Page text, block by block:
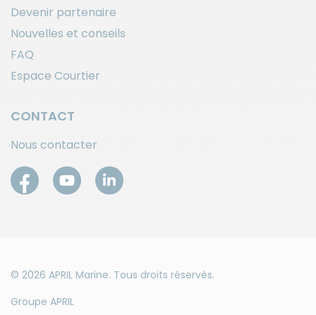
Devenir partenaire
Nouvelles et conseils
FAQ
Espace Courtier
CONTACT
Nous contacter
© 2026 APRIL Marine. Tous droits réservés.
Groupe APRIL